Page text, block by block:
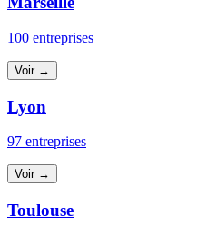
100 entreprises
Voir →
Lyon
97 entreprises
Voir →
Toulouse